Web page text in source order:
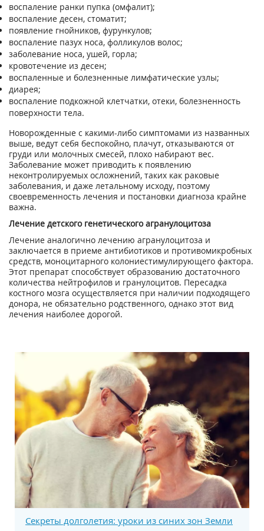
воспаление ранки пупка (омфалит);
воспаление десен, стоматит;
появление гнойников, фурункулов;
воспаление пазух носа, фолликулов волос;
заболевание носа, ушей, горла;
кровотечение из десен;
воспаленные и болезненные лимфатические узлы;
диарея;
воспаление подкожной клетчатки, отеки, болезненность
поверхности тела.
Новорожденные с какими-либо симптомами из названных
выше, ведут себя беспокойно, плачут, отказываются от
груди или молочных смесей, плохо набирают вес.
Заболевание может приводить к появлению
неконтролируемых осложнений, таких как раковые
заболевания, и даже летальному исходу, поэтому
своевременность лечения и постановки диагноза крайне
важна.
Лечение детского генетического агранулоцитоза
Лечение аналогично лечению агранулоцитоза и
заключается в приеме антибиотиков и противомикробных
средств, моноцитарного колониестимулирующего фактора.
Этот препарат способствует образованию достаточного
количества нейтрофилов и гранулоцитов. Пересадка
костного мозга осуществляется при наличии подходящего
донора, не обязательно родственного, однако этот вид
лечения наиболее дорогой.
Секреты долголетия: уроки из синих зон Земли